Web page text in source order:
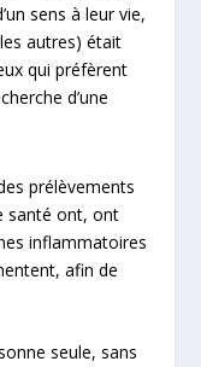
sens à leur vie,
autres) était
qui préfèrent
d’une
prélèvements
santé ont, ont
inflammatoires
afin de
seule, sans